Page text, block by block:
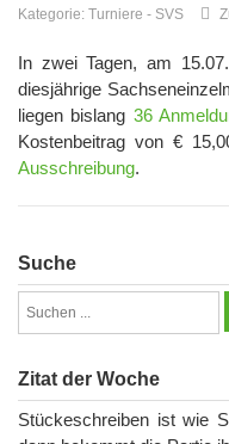
Kategorie: Turniere - SVS
In zwei Tagen, am
diesjährige
liegen bislang 36
Kostenbeitrag von €
Ausschreibung.
Suche
Zitat der Woche
Stückeschreiben ist wie